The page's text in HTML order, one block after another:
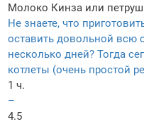
Молоко Кинза или
Не знаете, что
оставить довольной всю
несколько дней? Тогда
котлеты (очень простой
1 ч.
–
4.5